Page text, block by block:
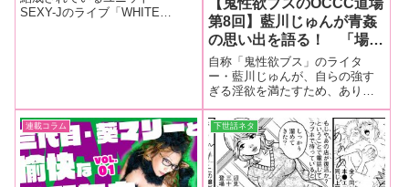
リスマス〜」ライブレポー
SEXY-Jのライブ「WHITE
【鬼性欲ブスのOCCC道場
第8回】藍川じゅんが青姦
の思い出を語る！ 「場所
を問わず半裸になって『お
抱きなさい！』と迫ってい
たので、『東電OLに最も
近い女』という異名がつい
ていたころの話」
自称「鬼性欲ブス」のライタ
ー・藍川じゅんが、自らの強す
ぎる淫欲を満たすため、ありと
あらゆるOCCC（おちんちんチャ
ンス）にチャレンジ！第8回は藍
川じゅんさんが、いろんなとこ
ろで粗相をした青姦の思い出を
語ります。酔うとところかまわ
ず性欲爆発し
連載コラム 下世話ネタ